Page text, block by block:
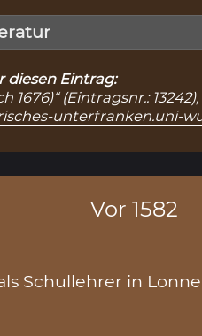
diesen Eintrag:
1676)“ (Eintragsnr.:
unterfranken.uni-
Vor 1582
Schullehrer in